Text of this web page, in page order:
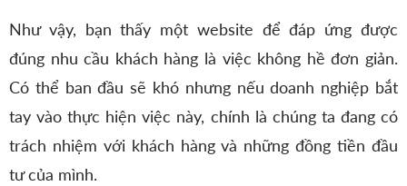
Như vậy, bạn thấy một website để đáp ứng được
đúng nhu cầu khách hàng là việc không hề đơn giản.
Có thể ban đầu sẽ khó nhưng nếu doanh nghiệp bắt
tay vào thực hiện việc này, chính là chúng ta đang có
trách nhiệm với khách hàng và những đồng tiền đầu
tư của mình.